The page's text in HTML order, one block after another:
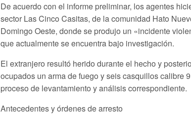
De acuerdo con el informe preliminar, los agentes
sector Las Cinco Casitas, de la comunidad Hato
Domingo Oeste, donde se produjo un «incidente
que actualmente se encuentra bajo investigación.
El extranjero resultó herido durante el hecho y
ocupados un arma de fuego y seis casquillos calibre
proceso de levantamiento y análisis correspondiente.
Antecedentes y órdenes de arresto